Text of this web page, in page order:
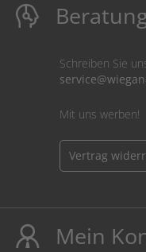
Schreiben Sie
Mit uns werben!
Vertrag
Mein